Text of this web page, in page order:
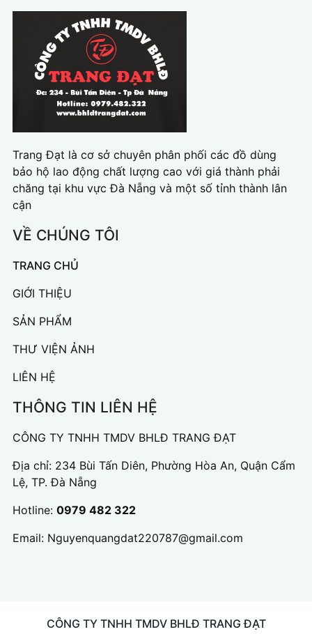
Trang Đạt là cơ sở chuyên phân phối các đồ dùng
bảo hộ lao động chất lượng cao với giá thành phải
chăng tại khu vực Đà Nẵng và một số tỉnh thành lân
cận
VỀ CHÚNG TÔI
TRANG CHỦ
GIỚI THIỆU
SẢN PHẨM
THƯ VIỆN ẢNH
LIÊN HỆ
THÔNG TIN LIÊN HỆ
CÔNG TY TNHH TMDV BHLĐ TRANG ĐẠT
Địa chỉ: 234 Bùi Tấn Diên, Phường Hòa An, Quận Cẩm
Lệ, TP. Đà Nẵng
Hotline: 0979 482 322
Email: Nguyenquangdat220787@gmail.com
CÔNG TY TNHH TMDV BHLĐ TRANG ĐẠT